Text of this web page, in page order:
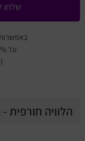
שלחו
עד 80% הנחה למגוון מופעים
הלוויה חורפית